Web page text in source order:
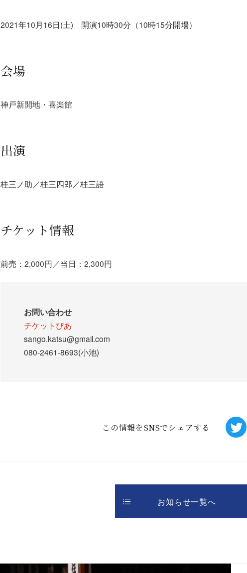
2021年10月16日(土) 開演10時30分（10時15分開場）
会場
神戸新開地・喜楽館
出演
桂三ノ助／桂三四郎／桂三語
チケット情報
前売：2,000円／当日：2,300円
お問い合わせ
チケットぴあ
sango.katsu@gmail.com
080-2461-8693(小池)
この情報をSNSでシェアする
お知らせ一覧へ